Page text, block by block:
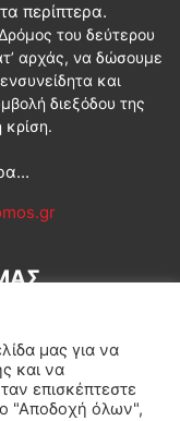
περίπτερα.
του δεύτερου
αρχάς, να δώσουμε
και
διεξόδου της
μας για να
και να
επισκέπτεστε
"Αποδοχή όλων",